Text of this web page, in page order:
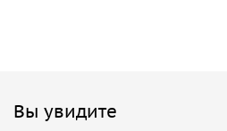
Вы увидите